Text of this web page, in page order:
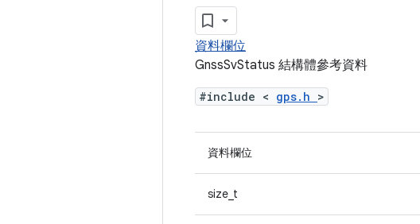
資料欄位
GnssSvStatus 結構體參考資料
#include < gps.h >
資料欄位
size_t